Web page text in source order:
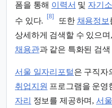
폼을 통해 이력서 및 자기
수 있다.
[8]
또한 채용정보
상세하게 검색할 수 있으며,
채용관과 같은 특화된 검
서울 일자리포털은 구직자
취업지원 프로그램을 운영
자리 정보를 제공하며, 서